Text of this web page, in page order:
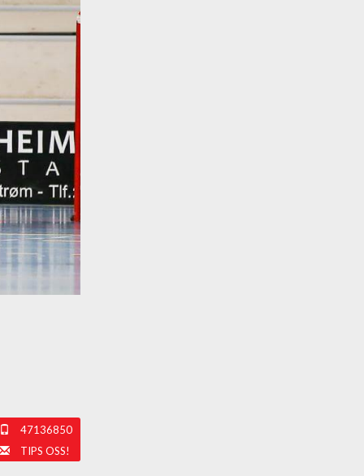
47136850
TIPS OSS!